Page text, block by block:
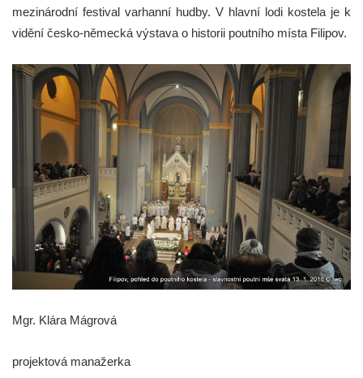
mezinárodní festival varhanní hudby. V hlavní lodi kostela je k
vidění česko-německá výstava o historii poutního místa Filipov.
Mgr. Klára Mágrová
projektová manažerka